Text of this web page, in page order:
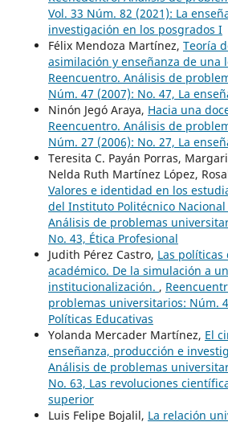
Vol. 33 Núm. 82 (2021): La
investigación en los posgrados I
Félix Mendoza Martínez, Teoría
asimilación y enseñanza de una
Reencuentro. Análisis de
Núm. 47 (2007): No. 47, La
Ninón Jegó Araya, Hacia una
Reencuentro. Análisis de
Núm. 27 (2006): No. 27, La
Teresita C. Payán Porras,
Nelda Ruth Martínez López,
Valores e identidad en los
del Instituto Politécnico Nacional
Análisis de problemas
No. 43, Ética Profesional
Judith Pérez Castro, Las
académico. De la simulación a
institucionalización. ,
problemas universitarios: Núm.
Políticas Educativas
Yolanda Mercader Martínez, El
enseñanza, producción e
Análisis de problemas
No. 63, Las revoluciones
superior
Luis Felipe Bojalil, La relación